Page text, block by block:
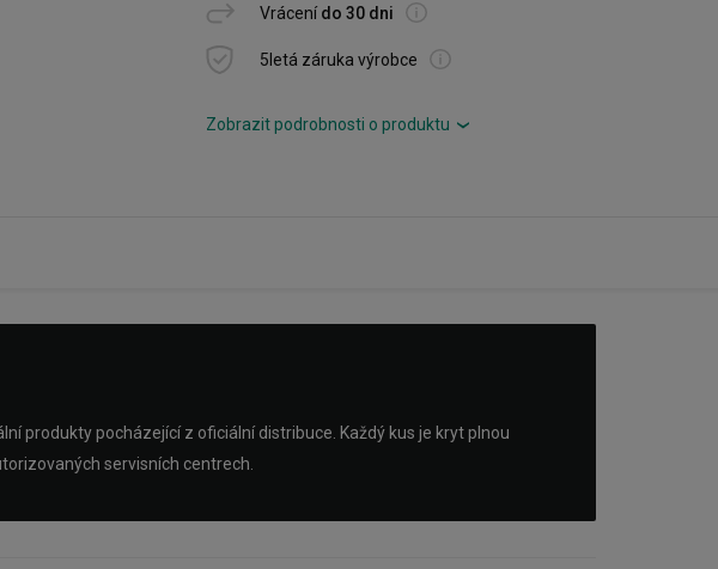
Vrácení do 30 dni
5letá záruka výrobce
Zobrazit podrobnosti o produktu ›
produkty pocházející z oficiální distribuce. Každý kus je kryt plnou
servisních centrech.